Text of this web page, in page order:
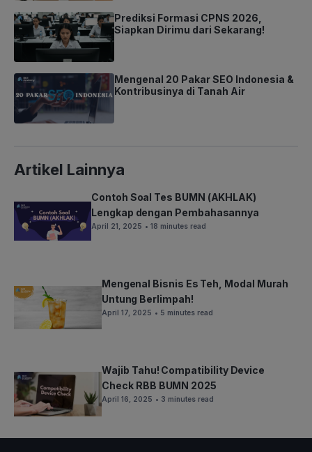
Prediksi Formasi CPNS 2026,
Siapkan Dirimu dari Sekarang!
Mengenal 20 Pakar SEO Indonesia &
Kontribusinya di Tanah Air
Artikel Lainnya
Contoh Soal Tes BUMN (AKHLAK)
Lengkap dengan Pembahasannya
April 21, 2025 • 18 minutes read
Mengenal Bisnis Es Teh, Modal Murah
Untung Berlimpah!
April 17, 2025 • 5 minutes read
Wajib Tahu! Compatibility Device
Check RBB BUMN 2025
April 16, 2025 • 3 minutes read